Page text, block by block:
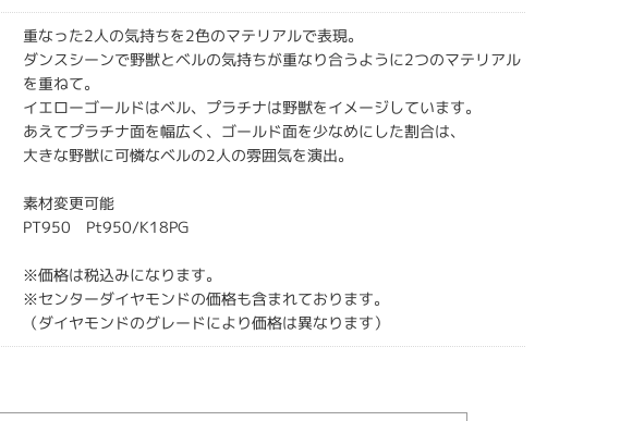
重なった2人の気持ちを2色のマテリアルで表現。
ダンスシーンで野獣とベルの気持ちが重なり合うように2つのマテリアル
を重ねて。
イエローゴールドはベル、プラチナは野獣をイメージしています。
あえてプラチナ面を幅広く、ゴールド面を少なめにした割合は、
大きな野獣に可憐なベルの2人の雰囲気を演出。
素材変更可能
PT950 Pt950/K18PG
※価格は税込みになります。
※センターダイヤモンドの価格も含まれております。
（ダイヤモンドのグレードにより価格は異なります）